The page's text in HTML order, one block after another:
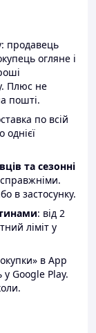
продавець
огляне і
Плюс не
пошті.
по всій
однієї
та сезонні
в застосунку.
: від 2
ліміт у
в App
Google Play.